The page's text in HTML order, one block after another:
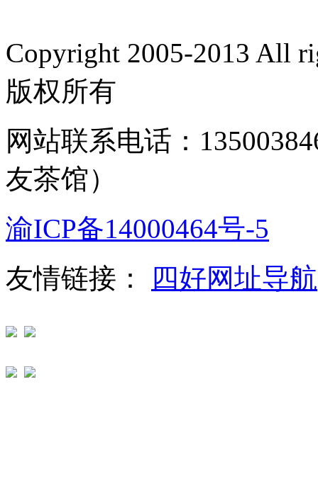
Copyright 2005-2013 All
版权所有
网站联系电话：
友茶馆）
渝ICP备14000464号-5
友情链接：
四好网址导航